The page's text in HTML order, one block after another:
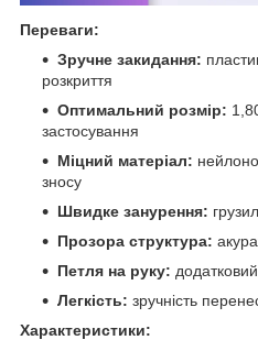
Переваги:
Зручне закидання:
розкриття
Оптимальний розмір:
застосування
Міцний матеріал:
зносу
Швидке занурення:
Прозора структура:
Петля на руку:
Легкість: зручність
Характеристики: